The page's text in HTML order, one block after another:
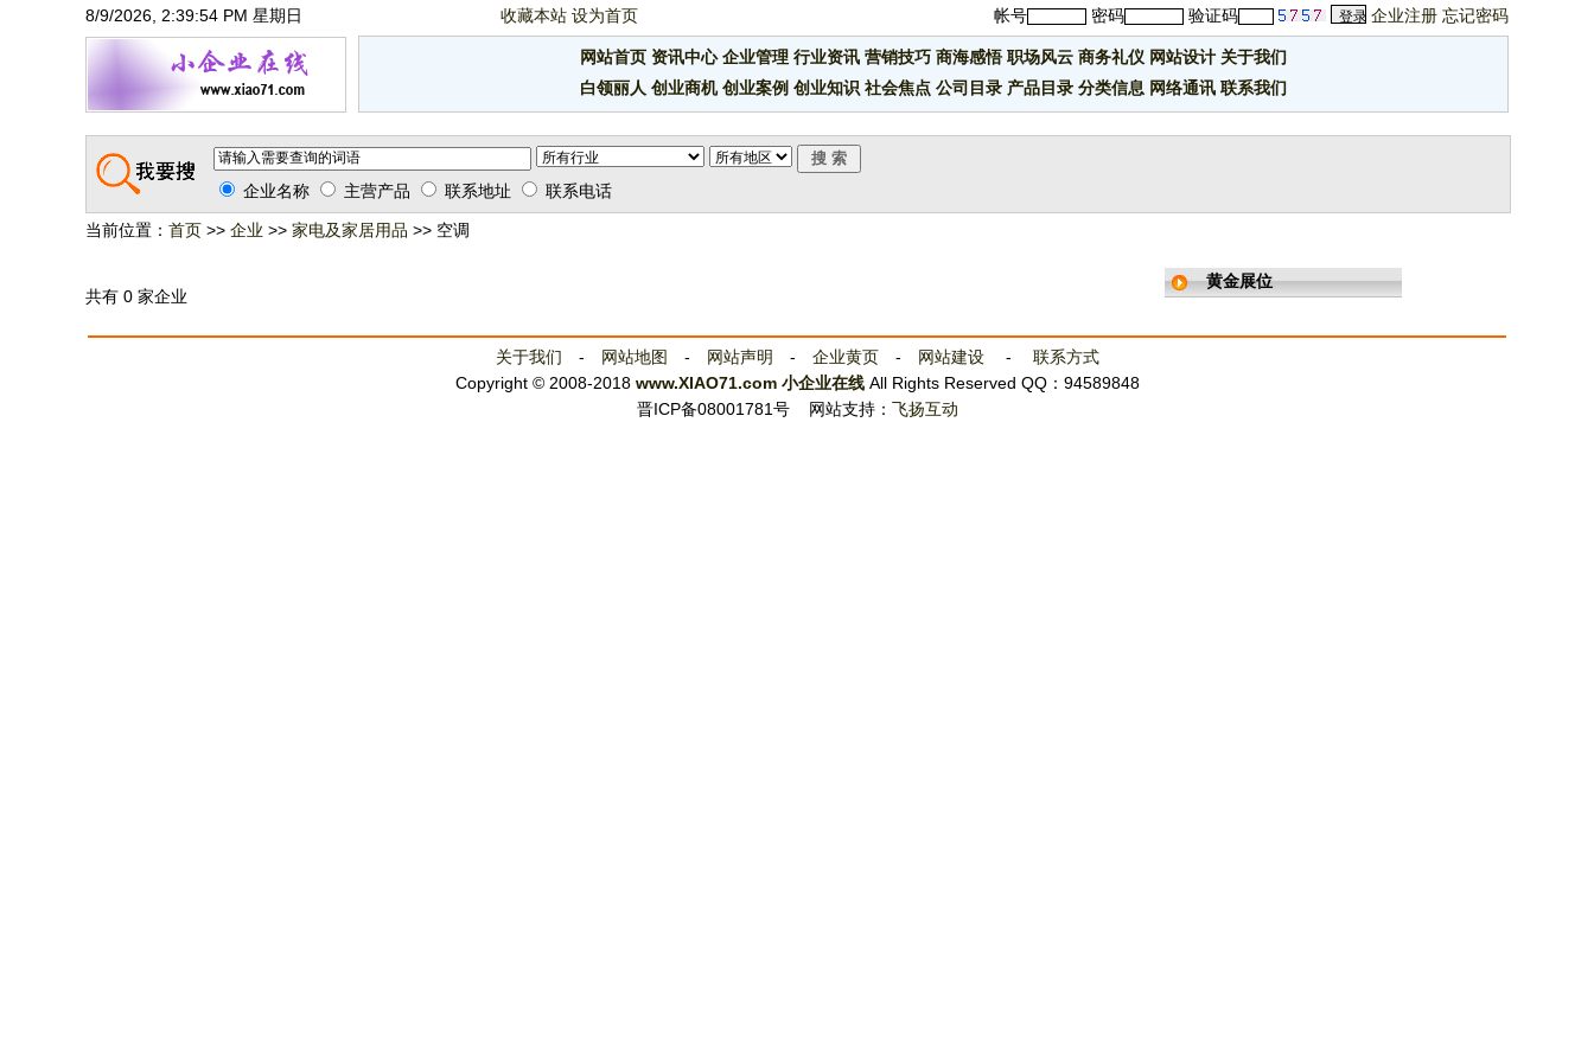
8/9/2026, 2:39:54 PM 星期日 收藏本站 设为首页 帐号 密码 验证码 企业注册 忘记密码
网站首页 资讯中心 企业管理 行业资讯 营销技巧 商海感悟 职场风云 商务礼仪 网站设计 关于我们
白领丽人 创业商机 创业案例 创业知识 社会焦点 公司目录 产品目录 分类信息 网络通讯 联系我们
企业名称 主营产品 联系地址 联系电话
当前位置： 首页 >> 企业 >> 家电及家居用品 >> 空调
共有 0 家企业
黄金展位
关于我们 - 网站地图 - 网站声明 - 企业黄页- 网站建设- 联系方式
Copyright © 2008-2018 www.XIAO71.com 小企业在线All Rights Reserved QQ：94589848
晋ICP备08001781号
网站支持： 飞扬互动